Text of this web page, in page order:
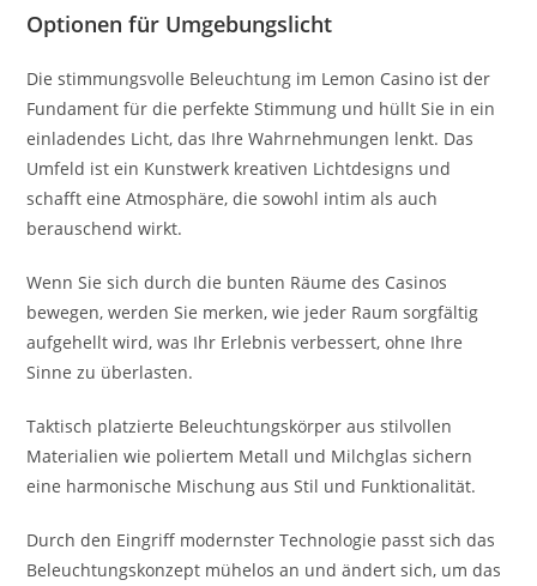
Optionen für Umgebungslicht
Die stimmungsvolle Beleuchtung im Lemon Casino ist der
Fundament für die perfekte Stimmung und hüllt Sie in ein
einladendes Licht, das Ihre Wahrnehmungen lenkt. Das
Umfeld ist ein Kunstwerk kreativen Lichtdesigns und
schafft eine Atmosphäre, die sowohl intim als auch
berauschend wirkt.
Wenn Sie sich durch die bunten Räume des Casinos
bewegen, werden Sie merken, wie jeder Raum sorgfältig
aufgehellt wird, was Ihr Erlebnis verbessert, ohne Ihre
Sinne zu überlasten.
Taktisch platzierte Beleuchtungskörper aus stilvollen
Materialien wie poliertem Metall und Milchglas sichern
eine harmonische Mischung aus Stil und Funktionalität.
Durch den Eingriff modernster Technologie passt sich das
Beleuchtungskonzept mühelos an und ändert sich, um das